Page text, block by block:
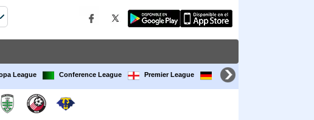
League Conference League Premier League Bundesliga